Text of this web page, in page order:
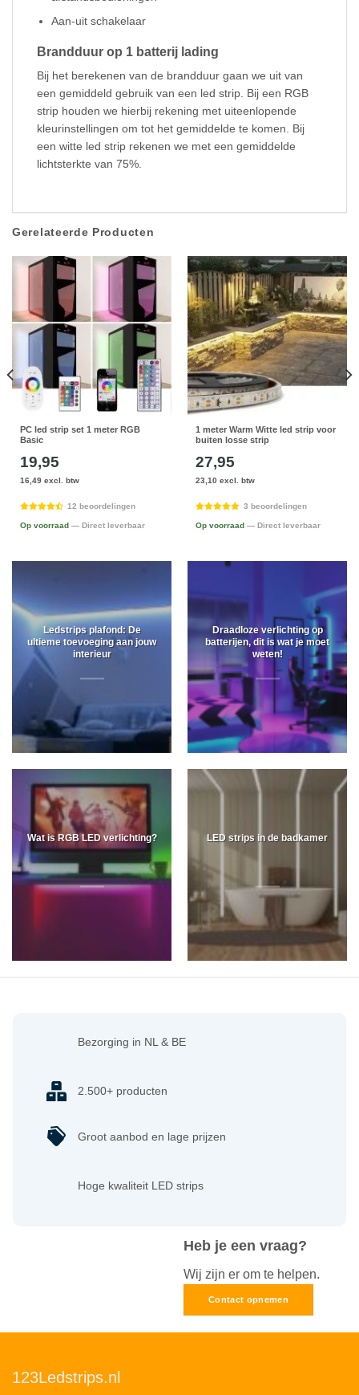
Aan-uit schakelaar
Brandduur op 1 batterij lading
Bij het berekenen van de brandduur gaan we uit van
een gemiddeld gebruik van een led strip. Bij een RGB
strip houden we hierbij rekening met uiteenlopende
kleurinstellingen om tot het gemiddelde te komen. Bij
een witte led strip rekenen we met een gemiddelde
lichtsterkte van 75%.
Gerelateerde Producten
PC led strip set 1 meter RGB
Basic
19,95
16,49 excl. btw
12 beoordelingen
Op voorraad — Direct leverbaar
1 meter Warm Witte led strip voor
buiten losse strip
27,95
23,10 excl. btw
3 beoordelingen
Op voorraad — Direct leverbaar
Ledstrips plafond: De
ultieme toevoeging aan jouw
interieur
Draadloze verlichting op
batterijen, dit is wat je moet
weten!
Wat is RGB LED verlichting? LED strips in de badkamer
Heb je een vraag?
Wij zijn er om te helpen.
Contact opnemen
Bezorging in NL & BE
2.500+ producten
Groot aanbod en lage prijzen
Hoge kwaliteit LED strips
123Ledstrips.nl